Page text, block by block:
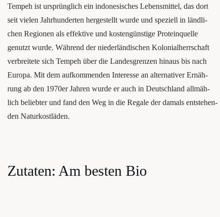
Tem­peh ist ursprüng­lich ein indo­ne­si­sches Lebens­mit­tel, das dort
seit vie­len Jahr­hun­der­ten her­ge­stellt wur­de und spe­zi­ell in länd­li­
chen Regio­nen als effek­ti­ve und kos­ten­güns­ti­ge Pro­te­in­quel­le
genutzt wur­de. Wäh­rend der nie­der­län­di­schen Kolo­ni­al­herr­schaft
ver­brei­te­te sich Tem­peh über die Lan­des­gren­zen hin­aus bis nach
Euro­pa. Mit dem auf­kom­men­den Inter­es­se an alter­na­ti­ver Ernäh­
rung ab den 1970er Jah­ren wur­de er auch in Deutsch­land all­mäh­
lich belieb­ter und fand den Weg in die Rega­le der damals ent­ste­hen­
den Naturkostläden.
Zuta­ten: Am bes­ten Bio